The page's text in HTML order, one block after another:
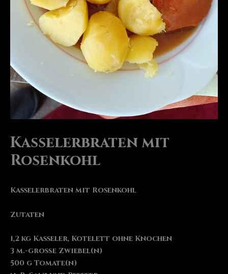
Kasselerbraten mit
Rosenkohl
Kasselerbraten mit Rosenkohl
Zutaten
1,2 kg Kasseler, Kotelett ohne Knochen
3 m.-große Zwiebel(n)
500 g Tomate(n)